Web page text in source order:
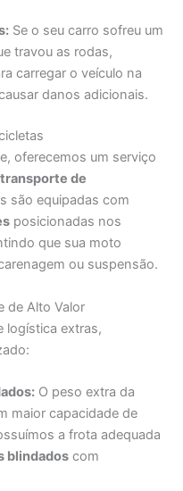
Se o seu carro sofreu um
travou as rodas,
carregar o veículo na
danos adicionais.
oferecemos um serviço
transporte de
são equipadas com
posicionadas nos
que sua moto
ou suspensão.
de Alto Valor
logística extras,
O peso extra da
maior capacidade de
a frota adequada
blindados com